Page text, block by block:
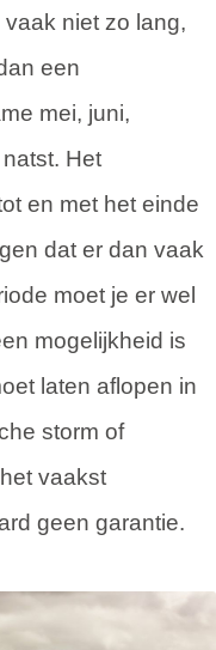
niet zo lang,
een
mei, juni,
Het
en met het einde
dat er dan vaak
moet je er wel
mogelijkheid is
laten aflopen in
storm of
vaakst
geen garantie.